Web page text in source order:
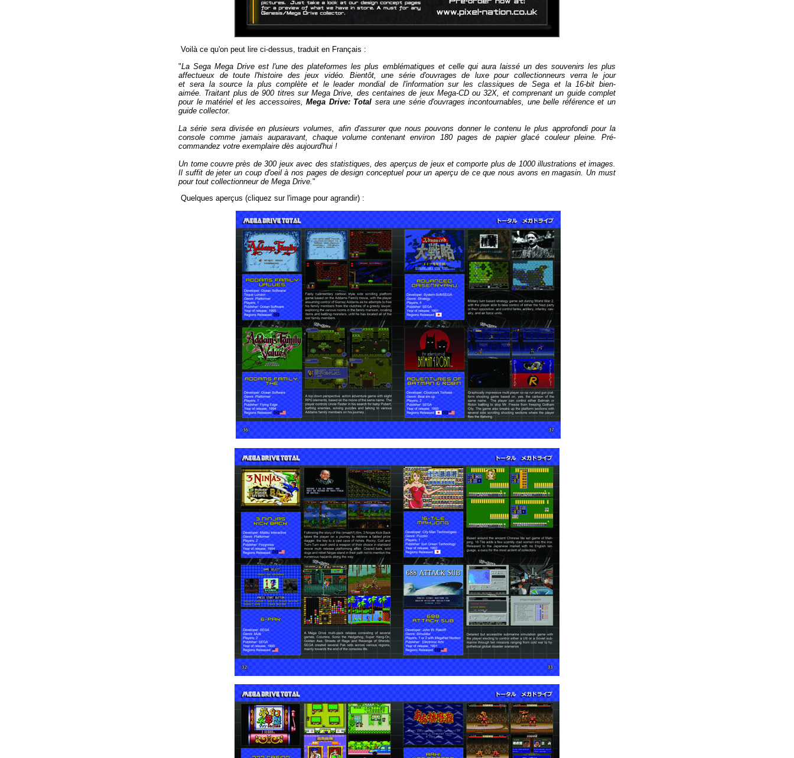
Voilà ce qu'on peut lire ci-dessus, traduit en Français :
"La Sega Mega Drive est l'une des plateformes les plus emblématiques et celle qui aura laissé un des souvenirs les plus
affectueux de toute l'histoire des jeux vidéo. Bientôt,une séried'ouvrages de luxe pour collectionneurs verra le jour
et seralasource la plus complète et le leader mondial de l'information surles classiques deSega et la 16-bit bien-
aimée . Traitant plus de 900 titres sur Mega Drive, des centaines de jeux Mega-CD ou32X et comprenant un guide complet
pour le matériel et les accessoires ,Mega Drive: Total sera une série d'ouvragesincontournables , unebelle référence et un
guide collector.
La série sera divisée en plusieurs volumes , afin d'assurer que nous pouvons donner le contenu le plus approfondi pour la
console comme jamais auparavant, chaque volumecontenant environ 180 pages de papier glacé couleur pleine. Pré-
commandez votre exemplaire dès aujourd'hui !
Un tome couvre près de 300 jeux avec des statistiques , des aperçusde jeux et comporte plus de 1000 illustrations et images
Il suffit de jeter un coup d'oeil à nos pages de design conceptuel pour un aperçu de ce que nous avons en magasin Un must
pour tout collectionneur de Mega Drive ."
Quelques aperçus (cliquez sur l'image pour agrandir) :